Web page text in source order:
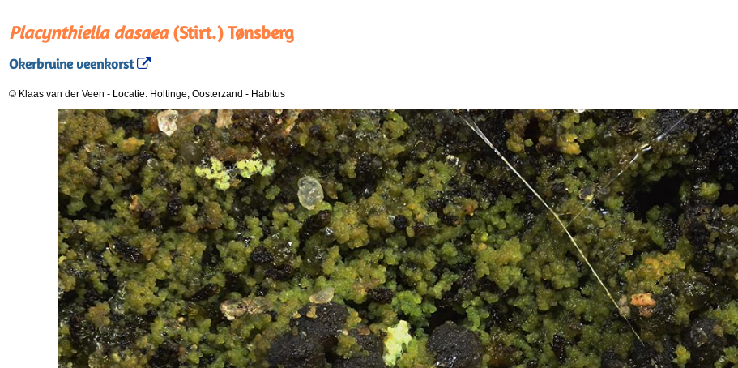
Placynthiella dasaea(Stirt.) Tønsberg
Okerbruine veenkorst
© Klaas van der Veen - Locatie: Holtinge, Oosterzand - Habitus